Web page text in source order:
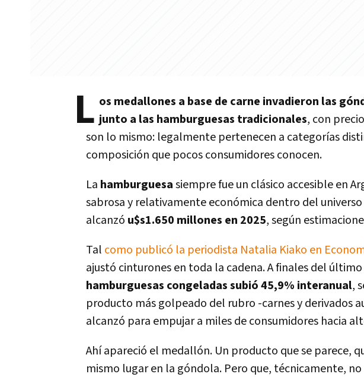
L os medallones a base de carne invadieron las
junto a las hamburguesas tradicionales, con
son lo mismo: legalmente pertenecen a categorías
composición que pocos consumidores conocen.
La hamburguesasiempre fue un clásico accesible en
sabrosa y relativamente económica dentro del universo
alcanzó u$s1.650 millones en 2025, según
Tal como publicó la periodista Natalia Kiako en
ajustó cinturones en toda la cadena. A finales del
hamburguesas congeladas subió 45,9% interanual,
producto más golpeado del rubro -carnes y derivados
alcanzó para empujar a miles de consumidores hacia
Ahí apareció el medallón. Un producto que se parece,
mismo lugar en la góndola. Pero que, técnicamente, no